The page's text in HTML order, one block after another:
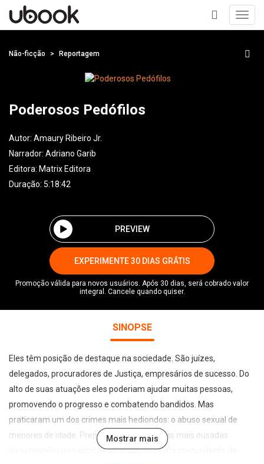
+
Não-ficção Reportagem
Poderosos Pedófilos
Autor: Amaury Ribeiro Jr.
Narrador: Adriano Garib
Editora: Matrix Editora
Duração: 5:18:42
PREVIEW
EXPERIMENTE 30 DIAS GRÁTIS
Promoção válida para novos usuários. Após 30 dias, será cobrado valor
integral. Cancele quando quiser.
SINOPSE
Eles têm posição de destaque na sociedade. São juízes,
delegados, procuradores de Justiça, empresários de sucesso. Do
alto de suas atuações eles poderiam ajudar muitas pessoas,
promovendo o progresso e combatendo bandidos. Mas
praticaram um dos crimes mais hediondos: o abuso sexual de
menores de idade. Prepare-se para uma das mais ousadas
investigações jornalísticas do Brasil, no relato contundente de
Mostrar mais